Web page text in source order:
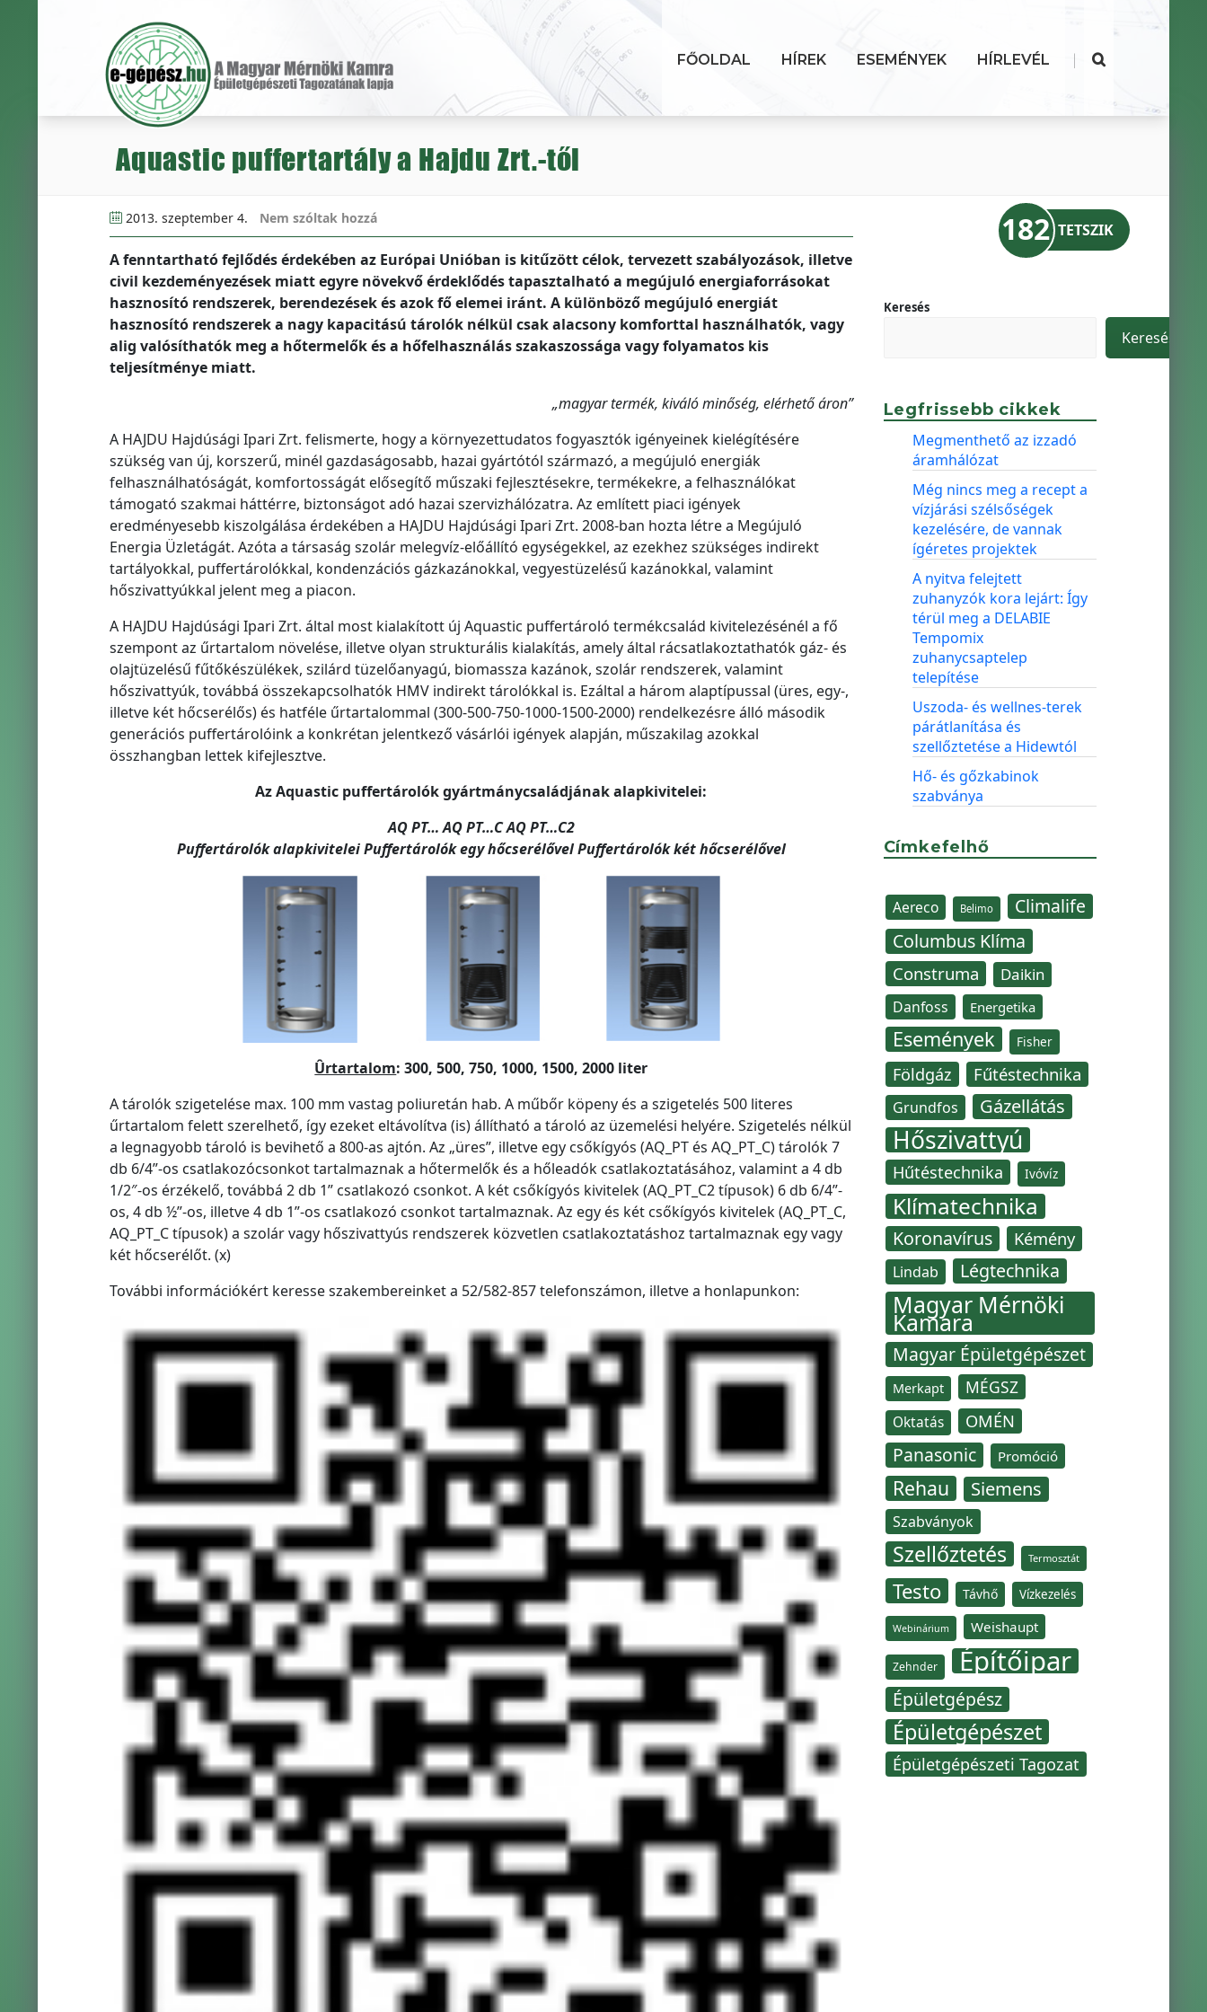
FŐOLDAL HÍREK ESEMÉNYEK HÍRLEVÉL |
Aquastic puffertartály a Hajdu Zrt.-től
2013. szeptember 4. Nem szóltak hozzá
A fenntartható fejlődés érdekében az Európai Unióban is kitűzött célok, tervezett szabályozások, illetve
civil kezdeményezések miatt egyre növekvő érdeklődés tapasztalható a megújuló energiaforrásokat
hasznosító rendszerek, berendezések és azok fő elemei iránt. A különböző megújuló energiát
hasznosító rendszerek a nagy kapacitású tárolók nélkül csak alacsony komforttal használhatók, vagy
alig valósíthatók meg a hőtermelők és a hőfelhasználás szakaszossága vagy folyamatos kis
teljesítménye miatt.
„magyar termék, kiváló minőség, elérhető áron”
A HAJDU Hajdúsági Ipari Zrt. felismerte, hogy a környezettudatos fogyasztók igényeinek kielégítésére
szükség van új, korszerű, minél gazdaságosabb, hazai gyártótól származó, a megújuló energiák
felhasználhatóságát, komfortosságát elősegítő műszaki fejlesztésekre, termékekre, a felhasználókat
támogató szakmai háttérre, biztonságot adó hazai szervizhálózatra. Az említett piaci igények
eredményesebb kiszolgálása érdekében a HAJDU Hajdúsági Ipari Zrt. 2008-ban hozta létre a Megújuló
Energia Üzletágát. Azóta a társaság szolár melegvíz-előállító egységekkel, az ezekhez szükséges indirekt
tartályokkal, puffertárolókkal, kondenzációs gázkazánokkal, vegyestüzelésű kazánokkal, valamint
hőszivattyúkkal jelent meg a piacon.
A HAJDU Hajdúsági Ipari Zrt. által most kialakított új Aquastic puffertároló termékcsalád kivitelezésénél a fő
szempont az űrtartalom növelése, illetve olyan strukturális kialakítás, amely által rácsatlakoztathatók gáz- és
olajtüzelésű fűtőkészülékek, szilárd tüzelőanyagú, biomassza kazánok, szolár rendszerek, valamint
hőszivattyúk, továbbá összekapcsolhatók HMV indirekt tárolókkal is. Ezáltal a három alaptípussal (üres, egy-,
illetve két hőcserélős) és hatféle űrtartalommal (300-500-750-1000-1500-2000) rendelkezésre álló második
generációs puffertárolóink a konkrétan jelentkező vásárlói igények alapján, műszakilag azokkal
összhangban lettek kifejlesztve.
Az Aquastic puffertárolók gyártmánycsaládjának alapkivitelei:
AQ PT… AQ PT…C AQ PT…C2
Puffertárolók alapkivitelei Puffertárolók egy hőcserélővel Puffertárolók két hőcserélővel
Ûrtartalom: 300, 500, 750, 1000, 1500, 2000 liter
A tárolók szigetelése max. 100 mm vastag poliuretán hab. A műbőr köpeny és a szigetelés 500 literes
űrtartalom felett szerelhető, így ezeket eltávolítva (is) állítható a tároló az üzemelési helyére. Szigetelés nélkül
a legnagyobb tároló is bevihető a 800-as ajtón. Az „üres”, illetve egy csőkígyós (AQ_PT és AQ_PT_C) tárolók 7
db 6/4”-os csatlakozócsonkot tartalmaznak a hőtermelők és a hőleadók csatlakoztatásához, valamint a 4 db
1/2″-os érzékelő, továbbá 2 db 1” csatlakozó csonkot. A két csőkígyós kivitelek (AQ_PT_C2 típusok) 6 db 6/4”-
os, 4 db ½”-os, illetve 4 db 1”-os csatlakozó csonkot tartalmaznak. Az egy és két csőkígyós kivitelek (AQ_PT_C,
AQ_PT_C típusok) a szolár vagy hőszivattyús rendszerek közvetlen csatlakoztatáshoz tartalmaznak egy vagy
két hőcserélőt. (x)
További információkért keresse szakembereinket a 52/582-857 telefonszámon, illetve a honlapunkon:
182 TETSZIK
Keresés
Keresés
Legfrissebb cikkek
Megmenthető az izzadó
áramhálózat
Még nincs meg a recept a
vízjárási szélsőségek
kezelésére, de vannak
ígéretes projektek
A nyitva felejtett
zuhanyzók kora lejárt: Így
térül meg a DELABIE
Tempomix
zuhanycsaptelep
telepítése
Uszoda- és wellnes-terek
párátlanítása és
szellőztetése a Hidewtól
Hő- és gőzkabinok
szabványa
Címkefelhő
Aereco Belimo
Climalife
Columbus Klíma
Construma Daikin
Danfoss Energetika
Események Fisher
Földgáz Fűtéstechnika
Grundfos Gázellátás
Hőszivattyú
Hűtéstechnika Ivóvíz
Klímatechnika
Koronavírus Kémény
Lindab Légtechnika
Magyar Mérnöki
Kamara
Magyar Épületgépészet
Merkapt MÉGSZ
Oktatás OMÉN
Panasonic Promóció
Rehau Siemens
Szabványok
Szellőztetés Termosztát
Testo Távhő Vízkezelés
Webinárium Weishaupt
Zehnder Építőipar
Épületgépész
Épületgépészet
Épületgépészeti Tagozat